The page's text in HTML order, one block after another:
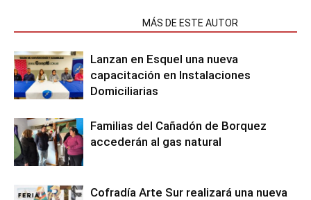
MÁS DE ESTE AUTOR
Lanzan en Esquel una nueva
capacitación en Instalaciones
Domiciliarias
Familias del Cañadón de Borquez
accederán al gas natural
Cofradía Arte Sur realizará una nueva